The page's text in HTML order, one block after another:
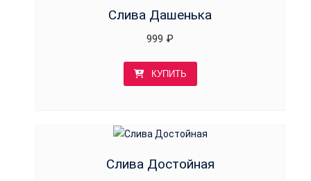
Слива Дашенька
999 ₽
КУПИТЬ
Слива Достойная